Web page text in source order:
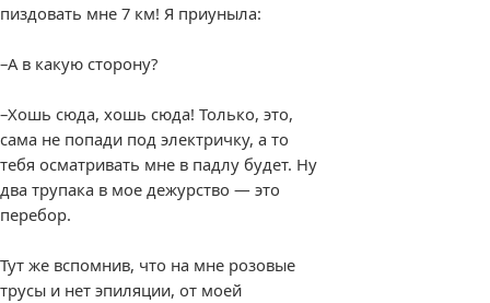
пиздовать мне 7 км! Я приуныла:
–А в какую сторону?
–Хошь сюда, хошь сюда! Только, это,
сама не попади под электричку, а то
тебя осматривать мне в падлу будет. Ну
два трупака в мое дежурство — это
перебор.
Тут же вспомнив, что на мне розовые
трусы и нет эпиляции, от моей